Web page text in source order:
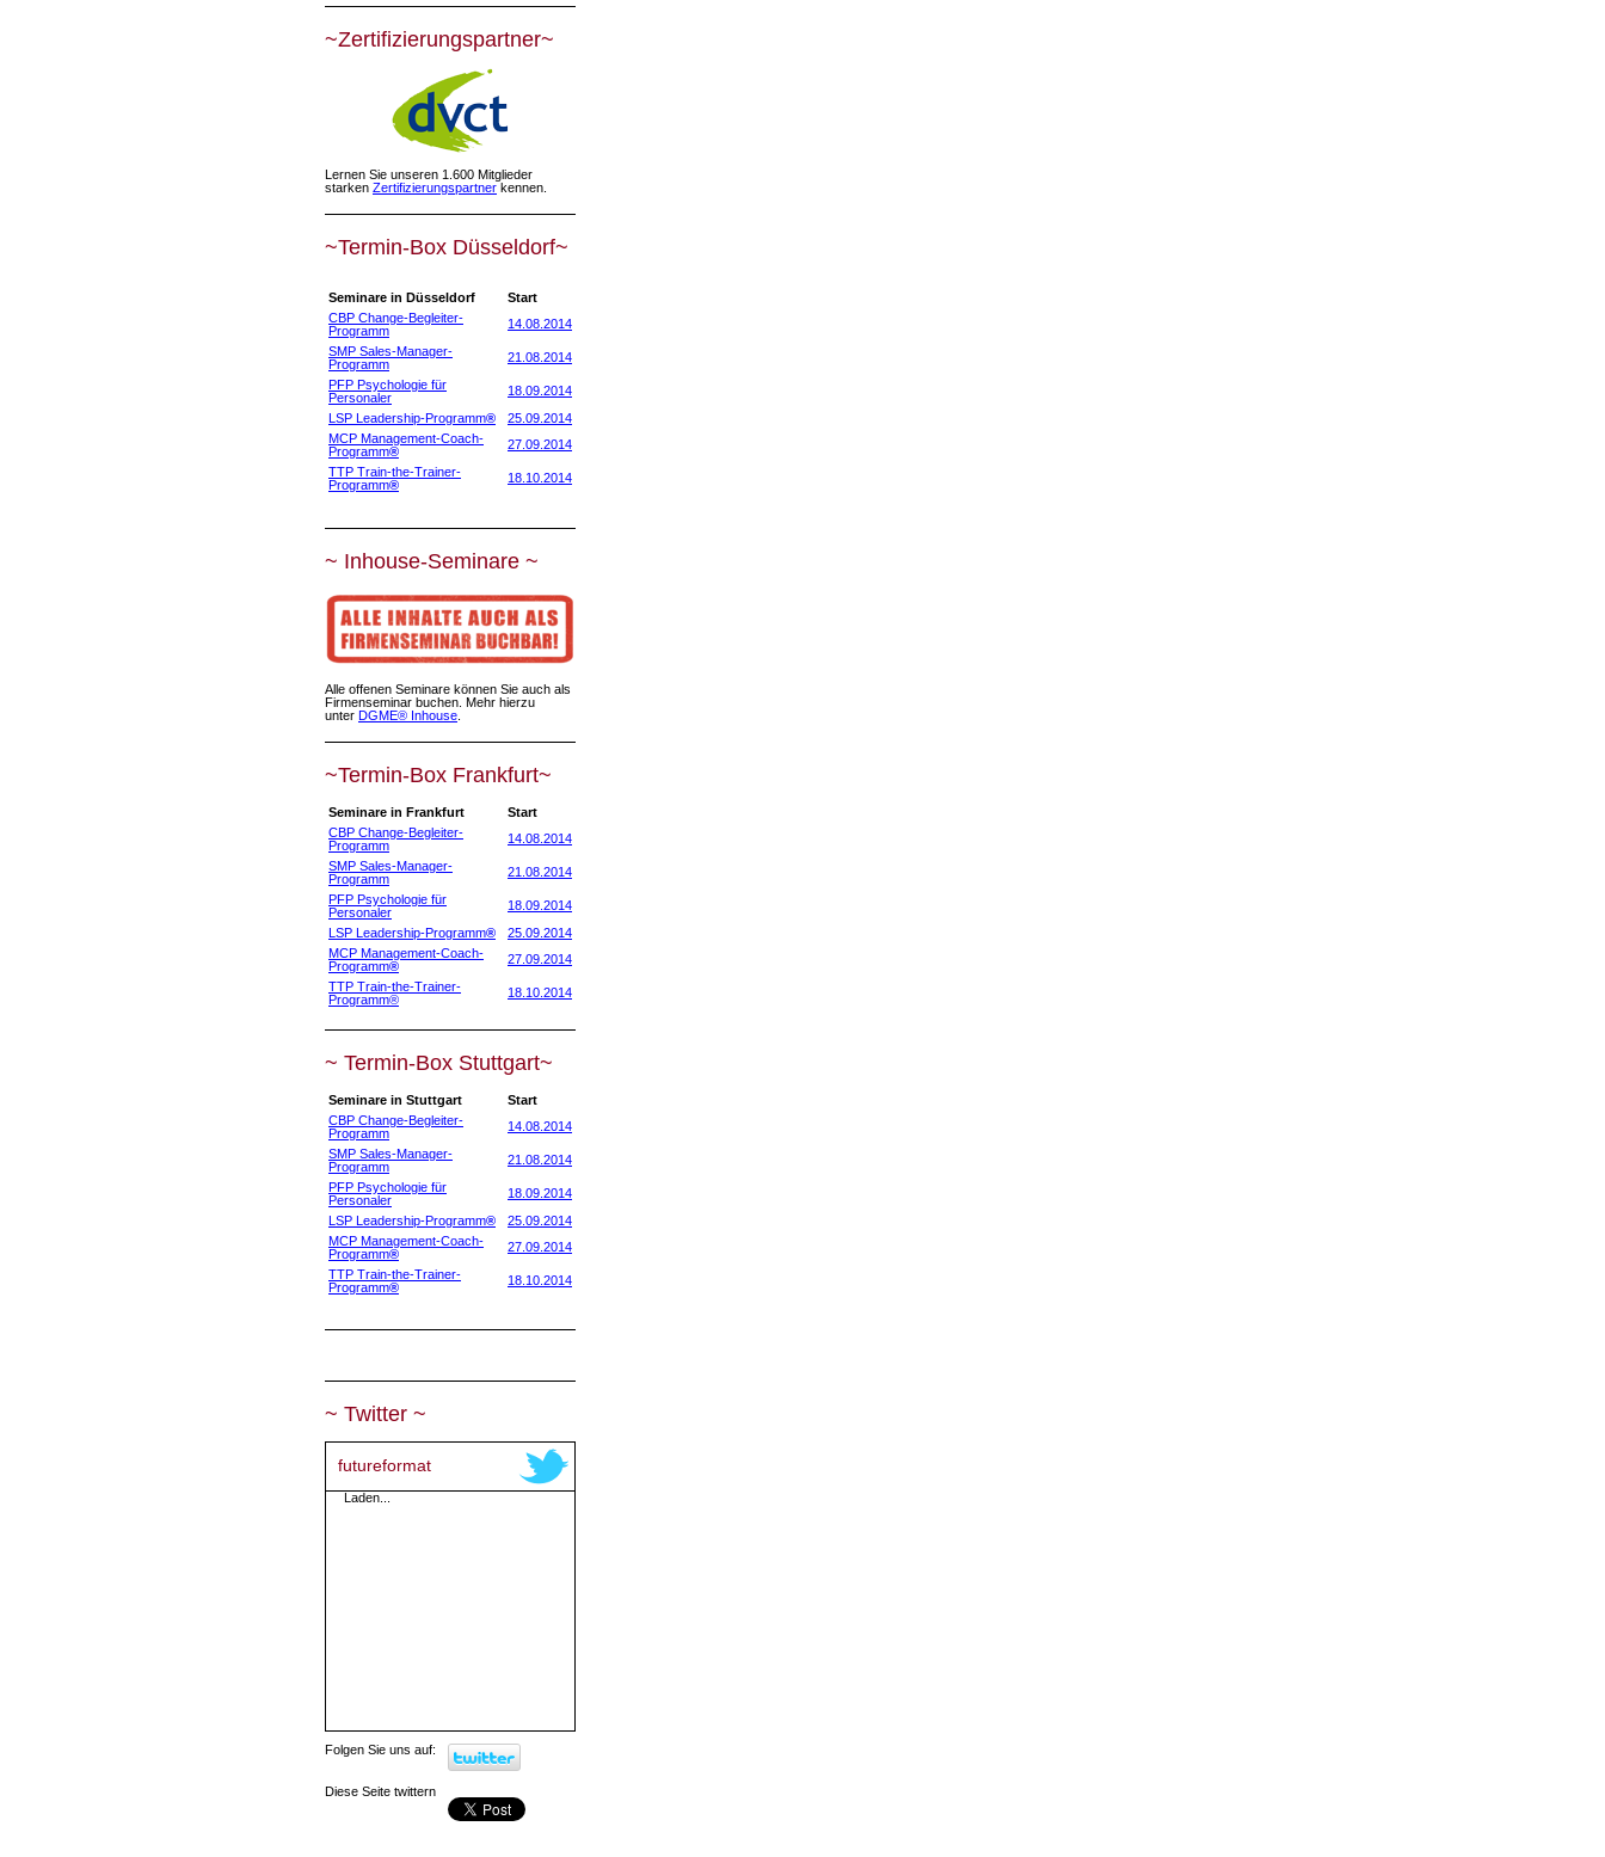
~Zertifizierungspartner~
Lernen Sie unseren 1.600 Mitglieder
starken Zertifizierungspartner kennen.
~Termin-Box Düsseldorf~
Seminare in Düsseldorf
Start
CBP Change-Begleiter-
Programm
14.08.2014
SMP Sales-Manager-
Programm
21.08.2014
PFP Psychologie für
Personaler
18.09.2014
LSP Leadership-Programm®
25.09.2014
MCP Management-Coach-
Programm®
27.09.2014
TTP Train-the-Trainer-
Programm® 18.10.2014
~ Inhouse-Seminare ~
Alle offenen Seminare können Sie auch als
Firmenseminar buchen. Mehr hierzu
unter DGME® Inhouse
~Termin-Box Frankfurt~
Seminare in Frankfurt
Start
CBP Change-Begleiter-
Programm
14.08.2014
SMP Sales-Manager-
Programm
21.08.2014
PFP Psychologie für
Personaler
18.09.2014
LSP Leadership-Programm®
25.09.2014
MCP Management-Coach-
Programm®
27.09.2014
TTP Train-the-Trainer-
Programm® 18.10.2014
~ Termin-Box Stuttgart~
Seminare in Stuttgart
Start
CBP Change-Begleiter-
Programm
14.08.2014
SMP Sales-Manager-
Programm
21.08.2014
PFP Psychologie für
Personaler
18.09.2014
LSP Leadership-Programm®
25.09.2014
MCP Management-Coach-
Programm®
27.09.2014
TTP Train-the-Trainer-
Programm® 18.10.2014
~ Twitter ~
futureformat
Laden...
Folgen Sie uns auf:
Diese Seite twittern